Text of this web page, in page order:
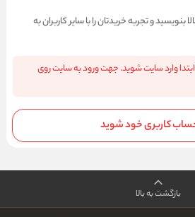
بنویسید و تجربه خریدتان را با سایر کاربران به
وارد سایت شوید. جهت ورود به سایت روی
کاربری خود شوید
بازگشت به بالا